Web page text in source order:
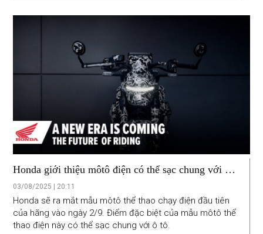
Honda giới thiệu môtô điện có thể sạc chung với ô
tô vào đầu tháng 9
03/08/2025 | 20:11
Honda sẽ ra mắt mẫu môtô thể thao chạy điện đầu tiên
của hãng vào ngày 2/9. Điểm đặc biệt của mẫu môtô thể
thao điện này có thể sạc chung với ô tô.